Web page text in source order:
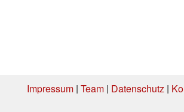
Impressum| Team| Datenschutz|